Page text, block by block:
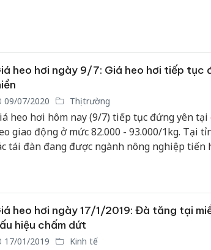
heo hơi ngày 9/7: Giá heo hơi tiếp tục
09/07/2020 Thị trường
heo hơi hôm nay (9/7) tiếp tục đứng yên tại
giao động ở mức 82.000 - 93.000/1kg. Tại
tái đàn đang được ngành nông nghiệp tiến
heo hơi ngày 17/1/2019: Đà tăng tại
hiệu chấm dứt
17/01/2019 Kinh tế